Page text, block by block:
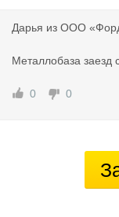
Дарья из ООО
Металлобаза заезд
0 0